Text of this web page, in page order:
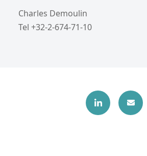
Charles Demoulin
Tel +32-2-674-71-10